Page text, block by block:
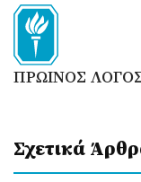
ΠΡΩΙΝΟΣ
Σχετικά